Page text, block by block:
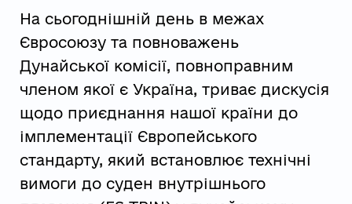
На сьогоднішній день в межах
Євросоюзу та повноважень
Дунайської комісії, повноправним
членом якої є Україна, триває дискусія
щодо приєднання нашої країни до
імплементації Європейського
стандарту, який встановлює технічні
вимоги до суден внутрішнього